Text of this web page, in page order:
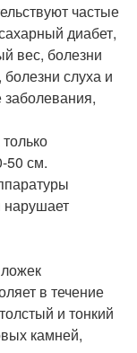
частые
диабет,
вес, болезни
слуха и
50 см.
нарушает
в течение
и тонкий
камней,